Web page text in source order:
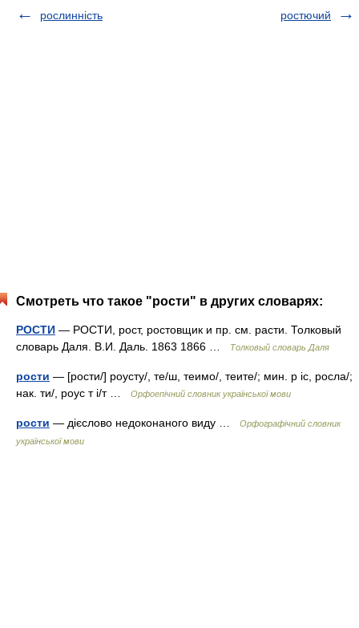
рослинність
ростючий
Смотреть что такое "рости" в других словарях:
РОСТИ — РОСТИ, рост, ростовщик и пр. см. расти. Толковый
словарь Даля. В.И. Даль. 1863 1866 …
Толковый словарь Даля
рости — [рости/] роусту/, те/ш, теимо/, теите/; мин. р іс, росла/;
нак. ти/, роус т і/т …
Орфоепічний словник української мови
рости — дієслово недоконаного виду …
Орфографічний словник
української мови